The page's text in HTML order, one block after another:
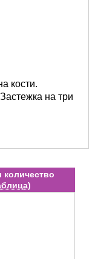
кости.
на три
)